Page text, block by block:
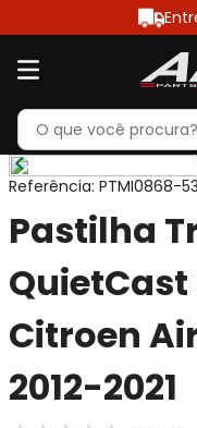
Referência: PTMI0868-
Pastilha
QuietCast
Citroen
2012-2021